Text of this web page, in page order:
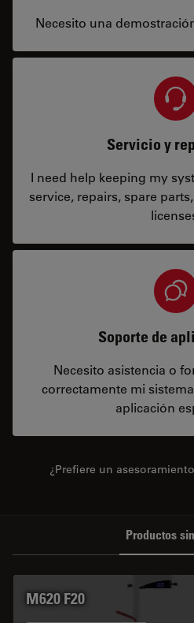
Necesito una
Servicio y
I need help keeping my
service, repairs, spare
Soporte de
Necesito asistencia o
correctamente mi
aplicación
¿Prefiere un
Productos
M620 F20